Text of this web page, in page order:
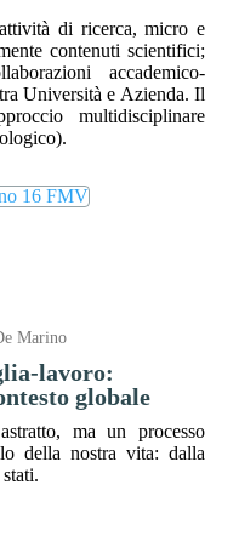
di ricerca, micro e
contenuti scientifici;
accademico-
Università e Azienda. Il
multidisciplinare
Marino
lavoro:
globale
ma un processo
della nostra vita: dalla